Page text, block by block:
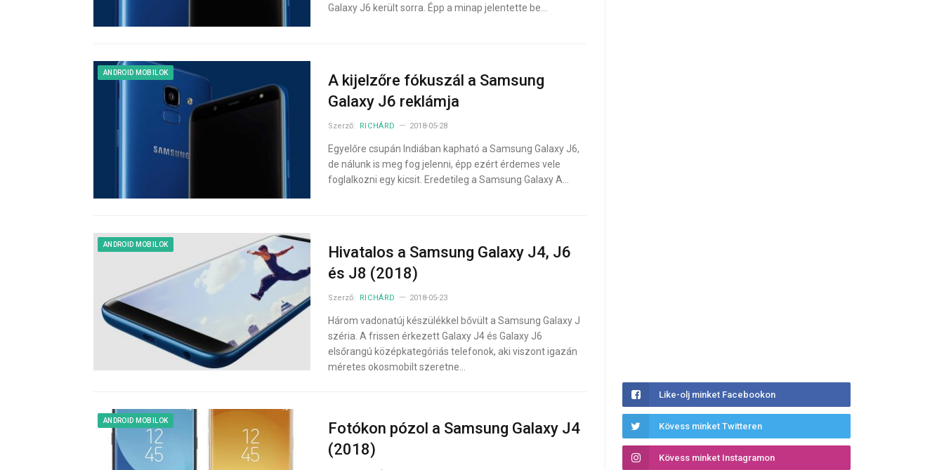
Galaxy J6 került sorra. Épp a minap jelentette be…
ANDROID MOBILOK
A kijelzőre fókuszál a Samsung
Galaxy J6 reklámja
Szerző: RICHÁRD 2018-05-28
Egyelőre csupán Indiában kapható a Samsung Galaxy J6,
de nálunk is meg fog jelenni, épp ezért érdemes vele
foglalkozni egy kicsit. Eredetileg a Samsung Galaxy A…
ANDROID MOBILOK
Hivatalos a Samsung Galaxy J4, J6
és J8 (2018)
Szerző: RICHÁRD 2018-05-23
Három vadonatúj készülékkel bővült a Samsung Galaxy J
széria. A frissen érkezett Galaxy J4 és Galaxy J6
elsőrangú középkategóriás telefonok, aki viszont igazán
méretes okosmobilt szeretne…
ANDROID MOBILOK
Fotókon pózol a Samsung Galaxy J4
(2018)
Like-olj minket Facebookon
Kövess minket Twitteren
Kövess minket Instagramon